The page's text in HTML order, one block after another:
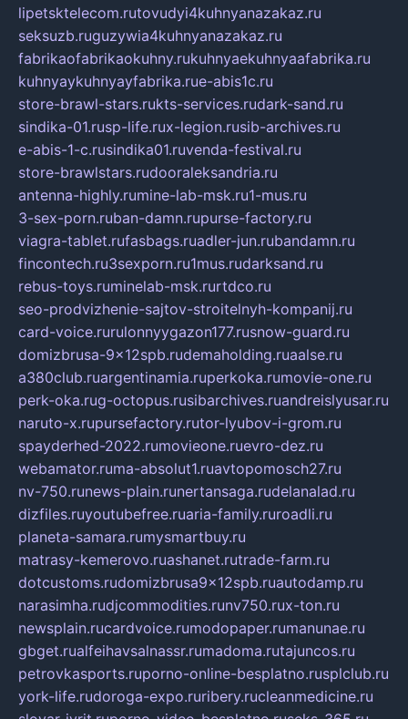
lipetsktelecom.rutovudyi4kuhnyanazakaz.ru
seksuzb.ruguzywia4kuhnyanazakaz.ru
fabrikaofabrikaokuhny.rukuhnyaekuhnyaafabrika.ru
kuhnyaykuhnyayfabrika.rue-abis1c.ru
store-brawl-stars.rukts-services.rudark-sand.ru
sindika-01.rusp-life.rux-legion.rusib-archives.ru
e-abis-1-c.rusindika01.ruvenda-festival.ru
store-brawlstars.rudooraleksandria.ru
antenna-highly.rumine-lab-msk.ru1-mus.ru
3-sex-porn.ruban-damn.rupurse-factory.ru
viagra-tablet.rufasbags.ruadler-jun.rubandamn.ru
fincontech.ru3sexporn.ru1mus.rudarksand.ru
rebus-toys.ruminelab-msk.rurtdco.ru
seo-prodvizhenie-sajtov-stroitelnyh-kompanij.ru
card-voice.rurulonnyygazon177.rusnow-guard.ru
domizbrusa-9x12spb.rudemaholding.ruaalse.ru
a380club.ruargentinamia.ruperkoka.rumovie-one.ru
perk-oka.rug-octopus.rusibarchives.ruandreislyusar.ru
naruto-x.rupursefactory.rutor-lyubov-i-grom.ru
spayderhed-2022.rumovieone.ruevro-dez.ru
webamator.ruma-absolut1.ruavtopomosch27.ru
nv-750.runews-plain.runertansaga.rudelanalad.ru
dizfiles.ruyoutubefree.ruaria-family.ruroadli.ru
planeta-samara.rumysmartbuy.ru
matrasy-kemerovo.ruashanet.rutrade-farm.ru
dotcustoms.rudomizbrusa9x12spb.ruautodamp.ru
narasimha.rudjcommodities.runv750.rux-ton.ru
newsplain.rucardvoice.rumodopaper.rumanunae.ru
gbget.rualfeihavsalnassr.rumadoma.rutajuncos.ru
petrovkasports.ruporno-online-besplatno.rusplclub.ru
york-life.rudoroga-expo.ruribery.rucleanmedicine.ru